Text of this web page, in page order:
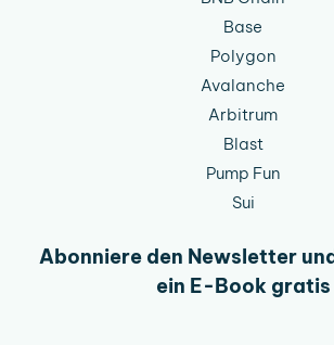
Base
Polygon
Avalanche
Arbitrum
Blast
Pump Fun
Sui
Abonniere den Newsletter
ein E-Book gratis